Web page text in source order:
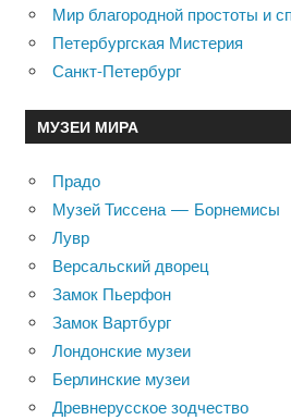
Мир благородной простоты и
Петербургская Мистерия
Санкт-Петербург
МУЗЕИ МИРА
Прадо
Музей Тиссена — Борнемисы
Лувр
Версальский дворец
Замок Пьерфон
Замок Вартбург
Лондонские музеи
Берлинские музеи
Древнерусское зодчество